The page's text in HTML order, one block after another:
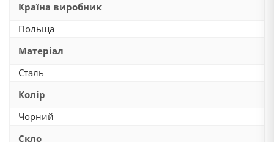
Країна виробник
Польща
Матеріал
Сталь
Колір
Чорний
Скло